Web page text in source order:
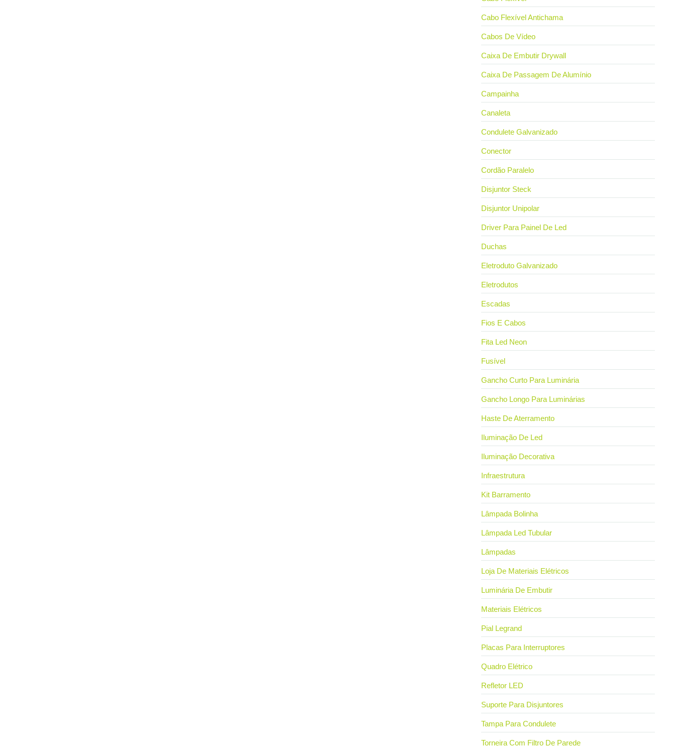
Cabo Flexível Antichama
Cabos De Vídeo
Caixa De Embutir Drywall
Caixa De Passagem De Alumínio
Campainha
Canaleta
Condulete Galvanizado
Conector
Cordão Paralelo
Disjuntor Steck
Disjuntor Unipolar
Driver Para Painel De Led
Duchas
Eletroduto Galvanizado
Eletrodutos
Escadas
Fios E Cabos
Fita Led Neon
Fusível
Gancho Curto Para Luminária
Gancho Longo Para Luminárias
Haste De Aterramento
Iluminação De Led
Iluminação Decorativa
Infraestrutura
Kit Barramento
Lâmpada Bolinha
Lâmpada Led Tubular
Lâmpadas
Loja De Materiais Elétricos
Luminária De Embutir
Materiais Elétricos
Pial Legrand
Placas Para Interruptores
Quadro Elétrico
Refletor LED
Suporte Para Disjuntores
Tampa Para Condulete
Torneira Com Filtro De Parede